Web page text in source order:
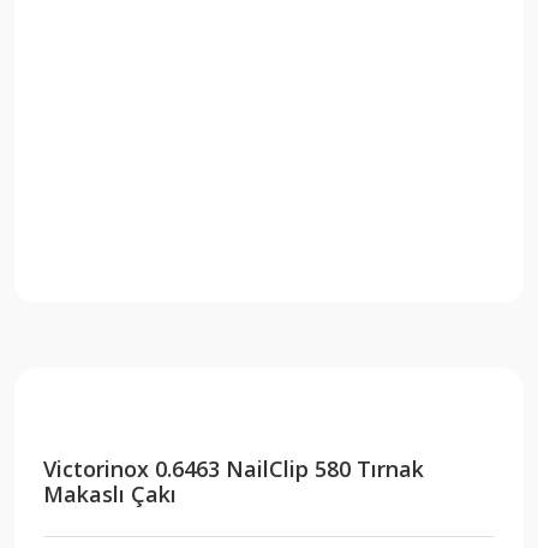
Victorinox 0.6463 NailClip 580 Tırnak
Makaslı Çakı